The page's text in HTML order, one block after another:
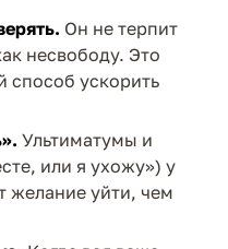
Он не терпит
несвободу. Это
способ ускорить
Ультиматумы и
или я ухожу») у
желание уйти, чем